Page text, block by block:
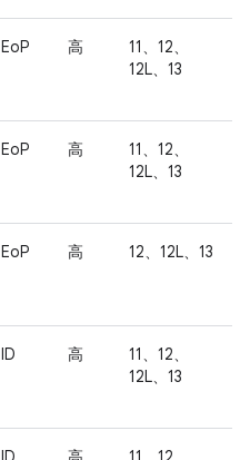
EoP 高
11、12、
12L、13
EoP 高
11、12、
12L、13
EoP 高 12、12L、13
ID 高
11、12、
12L、13